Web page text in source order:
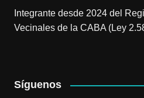
Integrante desde 2024 del
Vecinales de la CABA (Ley
Síguenos